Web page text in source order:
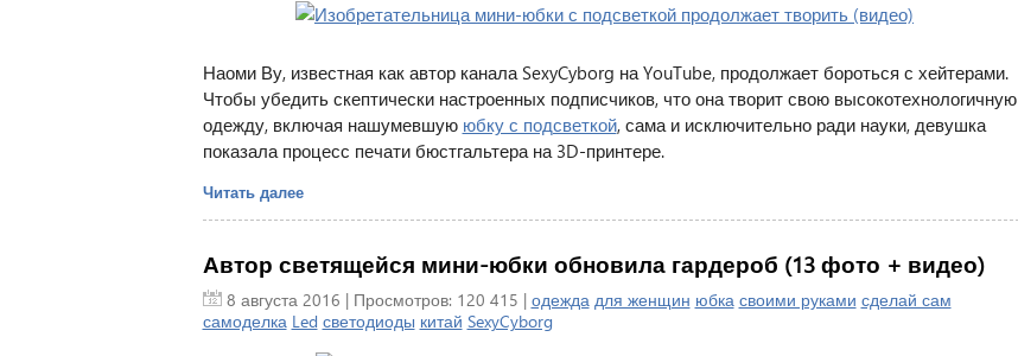
Наоми Ву, известная как автор канала SexyCyborg на YouTube, продолжает бороться с хейтерами.
Чтобы убедить скептически настроенных подписчиков, что она творит свою высокотехнологичную
одежду, включая нашумевшую юбку с подсветкой, сама и исключительно ради науки, девушка
показала процесс печати бюстгальтера на 3D-принтере.
Читать далее
Автор светящейся мини-юбки обновила гардероб (13 фото + видео)
8 августа 2016 | Просмотров: 120 415 | одежда для женщин юбка своими руками сделай сам
самоделка Led светодиоды китай SexyCyborg